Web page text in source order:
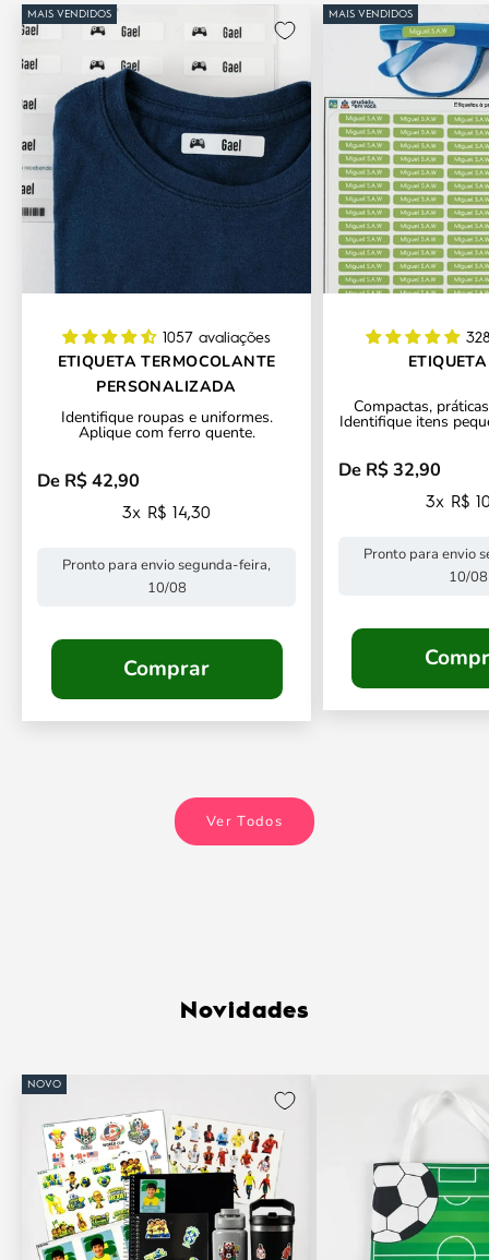
MAIS VENDIDOS
1057 avaliações
ETIQUETA TERMOCOLANTE
PERSONALIZADA
Identifique roupas e uniformes.
Aplique com ferro quente.
Preço promocional
De R$ 42,90
3x R$ 14,30
Pronto para envio segunda-feira,
10/08
Comprar
MAIS VENDIDOS
Compactas,
Identifique itens
Preço promocional
De R$ 32,90
3x R$
Pronto para envio
10/08
Ver Todos
Novidades
NOVO